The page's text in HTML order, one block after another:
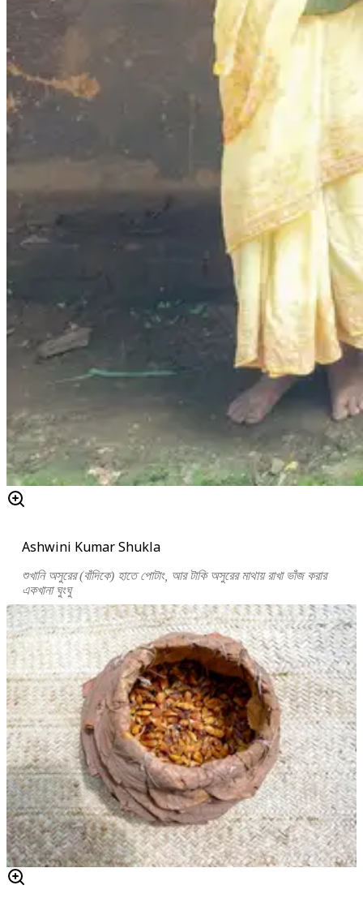
Ashwini Kumar Shukla
শুখানি অসুরের (বাঁদিকে) হাতে পোটাং, আর টাকি অসুরের মাথায় রাখা ভাঁজ করার
একখানা ঘুংঘু